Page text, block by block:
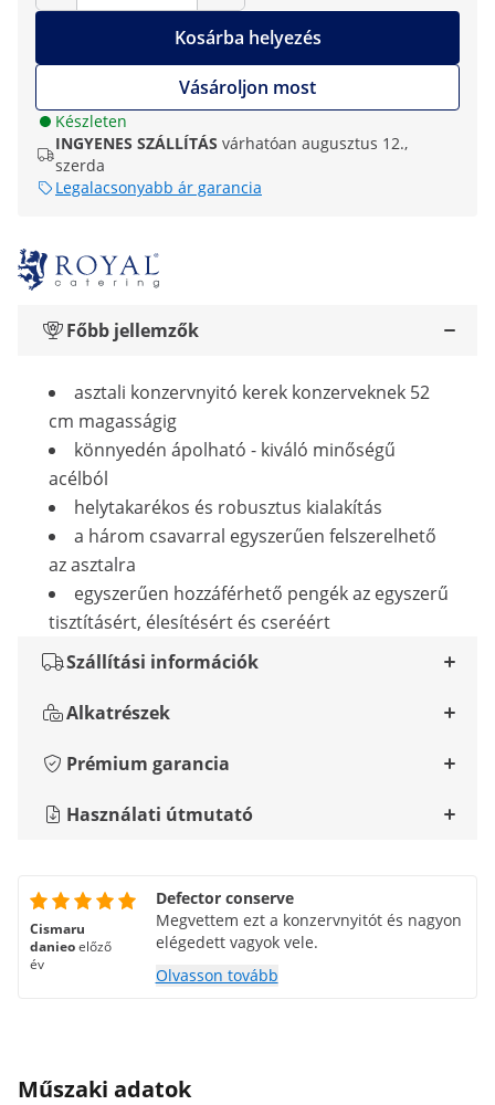
Kosárba helyezés
Vásároljon most
Készleten
INGYENES SZÁLLÍTÁS várhatóan augusztus 12.,
szerda
Legalacsonyabb ár garancia
Főbb jellemzők
asztali konzervnyitó kerek konzerveknek 52
cm magasságig
könnyedén ápolható - kiváló minőségű
acélból
helytakarékos és robusztus kialakítás
a három csavarral egyszerűen felszerelhető
az asztalra
egyszerűen hozzáférhető pengék az egyszerű
tisztításért, élesítésért és cseréért
Szállítási információk
Alkatrészek
Prémium garancia
Használati útmutató
Cismaru
danieoelőző
év
Defector conserve
Megvettem ezt a konzervnyitót és nagyon
elégedett vagyok vele.
Olvasson tovább
Műszaki adatok